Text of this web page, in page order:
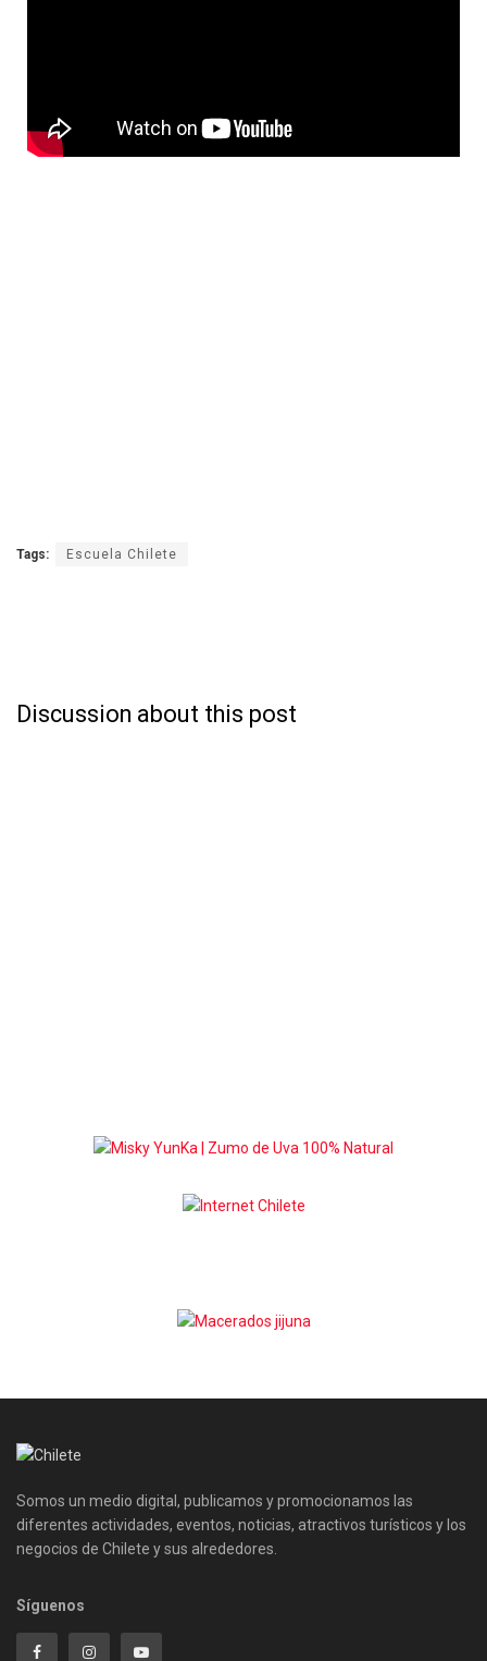
Tags: Escuela Chilete
Discussion about this post
Somos un medio digital, publicamos y promocionamos las
diferentes actividades, eventos, noticias, atractivos turísticos y los
negocios de Chilete y sus alrededores.
Síguenos